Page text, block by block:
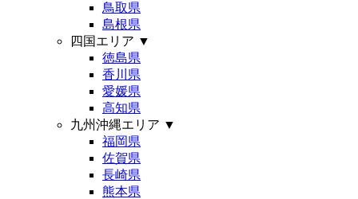
鳥取県
島根県
四国エリア ▼
徳島県
香川県
愛媛県
高知県
九州沖縄エリア ▼
福岡県
佐賀県
長崎県
熊本県